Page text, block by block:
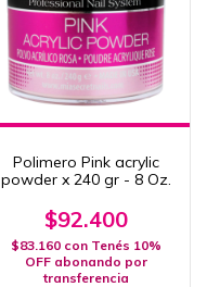
Polimero Pink acrylic
powder x 240 gr - 8 Oz.
$92.400
$83.160 con Tenés 10%
OFF abonando por
transferencia